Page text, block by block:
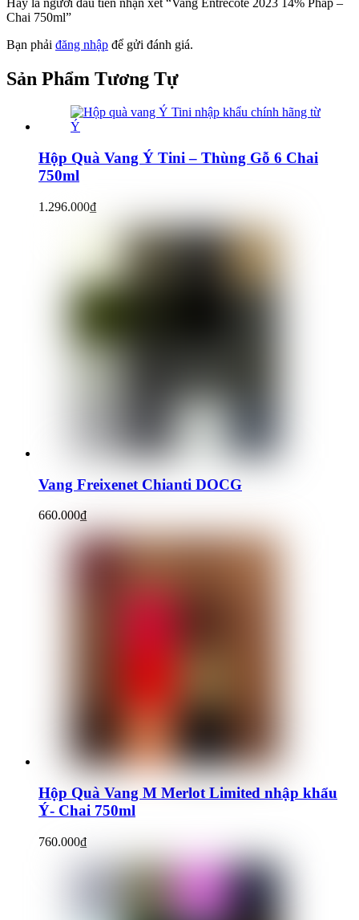
Chai 750ml”
Bạn phải đăng nhập để gửi đánh giá.
Sản Phẩm Tương Tự
Hộp Quà Vang Ý Tini – Thùng Gỗ 6 Chai
750ml
1.296.000₫
Vang Freixenet Chianti DOCG
660.000₫
Hộp Quà Vang M Merlot Limited nhập khẩu
Ý- Chai 750ml
760.000₫